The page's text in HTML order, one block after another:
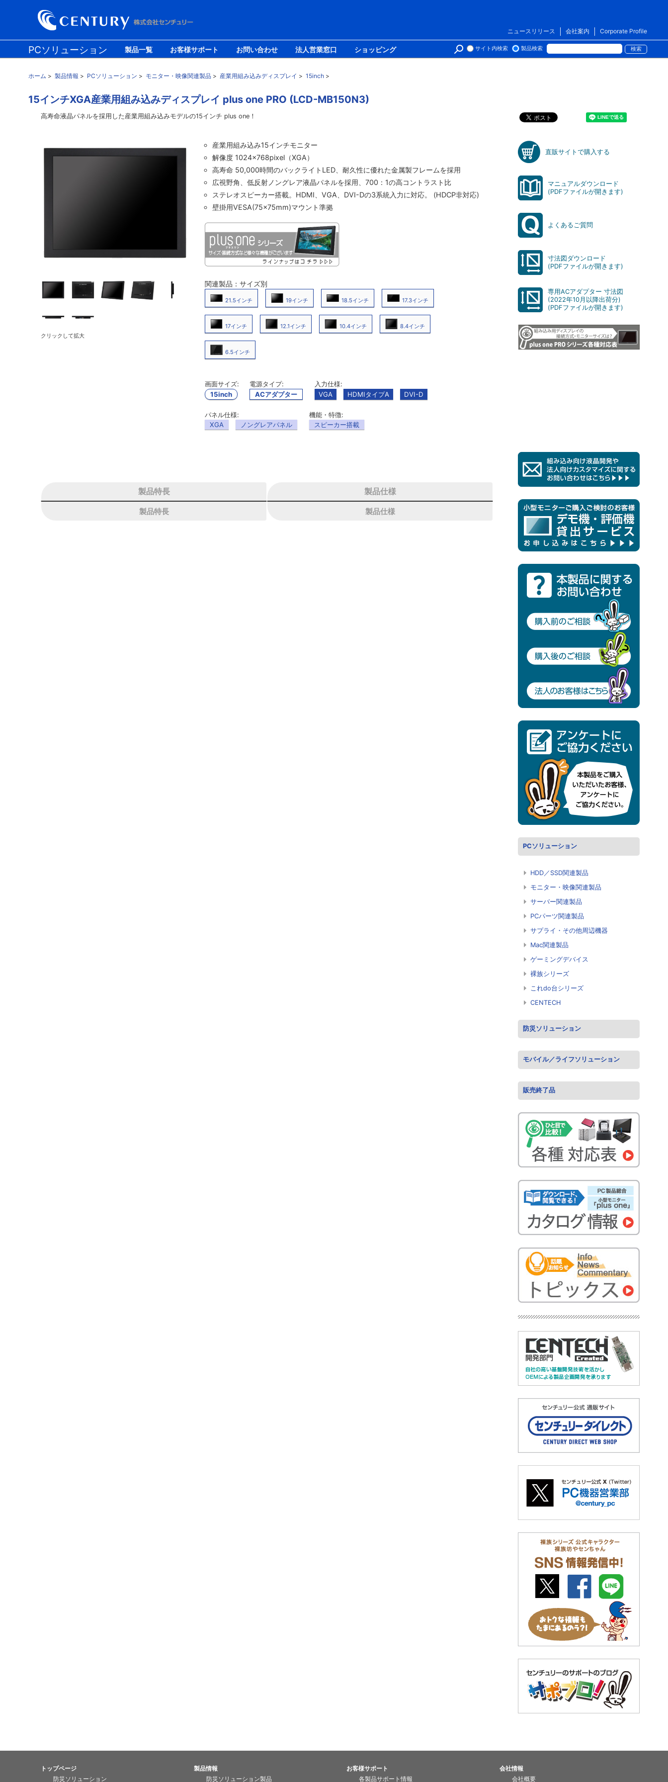
Corporate Profile
会社案内
ニュースリリース
PCソリューション 製品一覧 お客様サポート お問い合わせ 法人営業窓口 ショッピング サイト内検索 製品検索
ホーム > 製品情報 > PCソリューション > モニター・映像関連製品 > 産業用組み込みディスプレイ > 15inch >
15インチXGA産業用組み込みディスプレイ plus one PRO (LCD-MB150N3)
高寿命液晶パネルを採用した産業用組み込みモデルの15インチ plus one！
クリックして拡大
産業用組み込み15インチモニター
解像度 1024×768pixel（XGA）
高寿命 50,000時間のバックライトLED、耐久性に優れた金属製フレームを採用
広視野角、低反射ノングレア液晶パネルを採用、700：1の高コントラスト比
ステレオスピーカー搭載。HDMI、VGA、DVI-Dの3系統入力に対応。 (HDCP非対応)
壁掛用VESA(75×75mm)マウント準拠
関連製品：サイズ別
21.5インチ 19インチ 18.5インチ 17.3インチ
17インチ 12.1インチ 10.4インチ 8.4インチ
6.5インチ
画面サイズ:
15inch
電源タイプ:
ACアダプター
入力仕様:
VGA
HDMIタイプA DVI-D
パネル仕様:
XGA
ノングレアパネル
機能・特徴:
スピーカー搭載
直販サイトで購入する
マニュアルダウンロード
(PDFファイルが開きます)
よくあるご質問
寸法図ダウンロード
(PDFファイルが開きます)
専用ACアダプター 寸法図
(2022年10月以降出荷分)
(PDFファイルが開きます)
製品特長 製品仕様
製品特長 製品仕様
PCソリューション
HDD／SSD関連製品
モニター・映像関連製品
サーバー関連製品
PCパーツ関連製品
サプライ・その他周辺機器
Mac関連製品
ゲーミングデバイス
裸族シリーズ
これdo台シリーズ
CENTECH
防災ソリューション
モバイル／ライフソリューション
販売終了品
トップページ
防災ソリューション
製品情報
防災ソリューション製品
お客様サポート
各製品サポート情報
会社情報
会社概要